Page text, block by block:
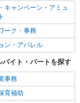
代～）活躍中
代～）活躍中
賞与あり
日制
キャンペーン・アミュ
ーク・事務
ン・アパレル
イト・パートを探す
事務
育補助